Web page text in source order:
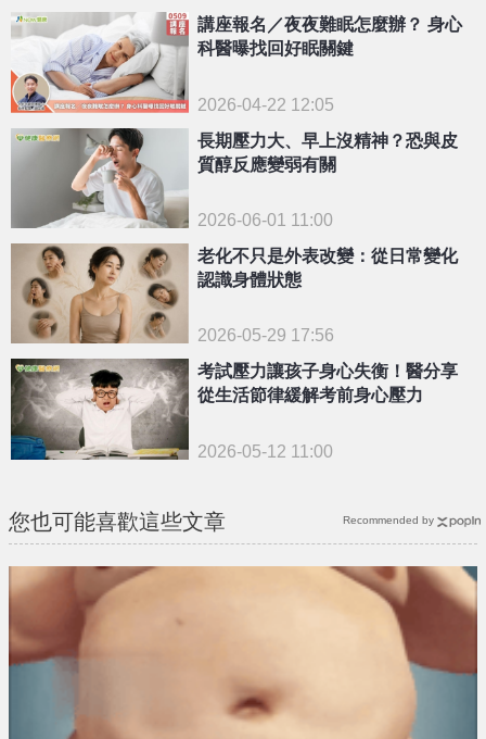
講座報名／夜夜難眠怎麼辦？ 身心
科醫曝找回好眠關鍵
2026-04-22 12:05
長期壓力大、早上沒精神？恐與皮
質醇反應變弱有關
2026-06-01 11:00
老化不只是外表改變：從日常變化
認識身體狀態
2026-05-29 17:56
考試壓力讓孩子身心失衡！醫分享
從生活節律緩解考前身心壓力
2026-05-12 11:00
您也可能喜歡這些文章 Recommended by